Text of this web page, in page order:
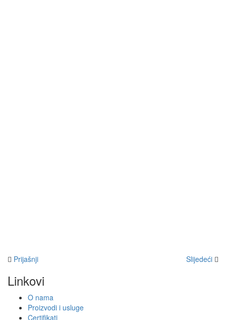
Prijašnji Slijedeći
Linkovi
O nama
Proizvodi i usluge
Certifikati